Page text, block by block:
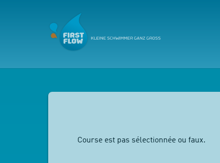
Course est pas sélectionnée ou faux.